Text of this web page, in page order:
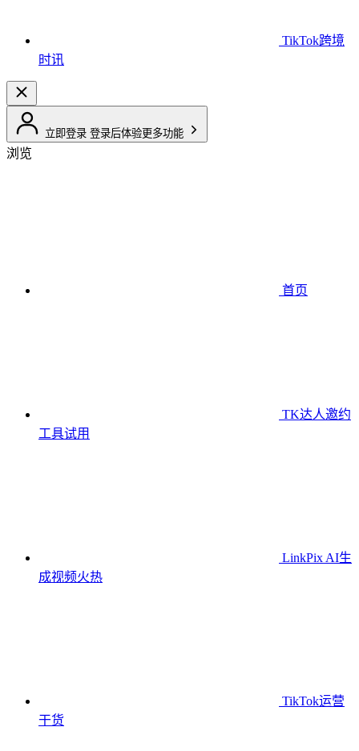
TikTok跨境
时讯
立即登录 登录后体验更多功能
浏览
首页
TK达人邀约
工具试用
LinkPix AI生
成视频火热
TikTok运营
干货